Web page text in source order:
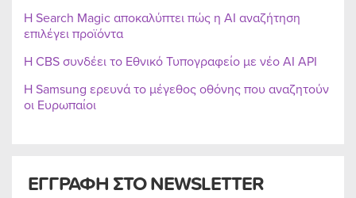
ΕΓΓΡΑΦΗ ΣΤΟ NEWSLETTER
Η Search Magic αποκαλύπτει πώς η AI αναζήτηση
επιλέγει προϊόντα
Η CBS συνδέει το Εθνικό Τυπογραφείο με νέο AI API
Η Samsung ερευνά το μέγεθος οθόνης που αναζητούν
οι Ευρωπαίοι